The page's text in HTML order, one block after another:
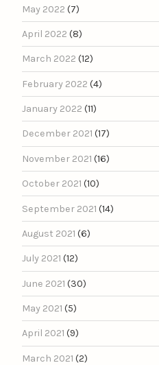
May 2022 (7)
April 2022 (8)
March 2022 (12)
February 2022 (4)
January 2022 (11)
December 2021 (17)
November 2021 (16)
October 2021 (10)
September 2021 (14)
August 2021 (6)
July 2021 (12)
June 2021 (30)
May 2021 (5)
April 2021 (9)
March 2021 (2)